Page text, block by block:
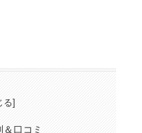
口コミ